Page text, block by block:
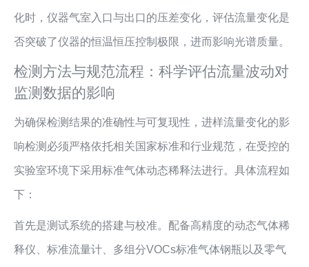
化时，仪器气室入口与出口的压差变化，评估流量变化是
否突破了仪器的恒温恒压控制极限，进而影响光谱质量。
检测方法与规范流程：科学评估流量波动对
监测数据的影响
为确保检测结果的准确性与可复现性，进样流量变化的影
响检测必须严格依托相关国家标准和行业规范，在受控的
实验室环境下采用标准气体动态稀释法进行。具体流程如
下：
首先是测试系统的搭建与校准。配备高精度的动态气体稀
释仪、标准流量计、多组分VOCs标准气体钢瓶以及零气